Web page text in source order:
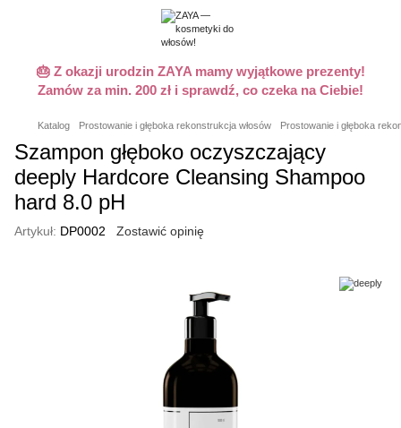
🎂 Z okazji urodzin ZAYA mamy wyjątkowe prezenty!
Zamów za min. 200 zł i sprawdź, co czeka na Ciebie!
Katalog Prostowanie i głęboka rekonstrukcja włosów Prostowanie i głęboka
Szampon głęboko oczyszczający
deeply Hardcore Cleansing Shampoo
hard 8.0 pH
Artykuł: DP0002 Zostawić opinię